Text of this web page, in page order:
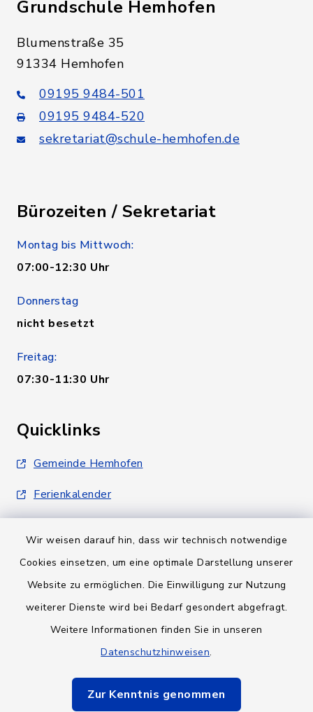
Wir weisen darauf hin, dass wir technisch notwendige
Cookies einsetzen, um eine optimale Darstellung unserer
Website zu ermöglichen. Die Einwilligung zur Nutzung
weiterer Dienste wird bei Bedarf gesondert abgefragt.
Weitere Informationen finden Sie in unseren
Datenschutzhinweisen.
Zur Kenntnis genommen
Grundschule Hemhofen
Blumenstraße 35
91334 Hemhofen
09195 9484-501
09195 9484-520
sekretariat@schule-hemhofen.de
Bürozeiten / Sekretariat
Montag bis Mittwoch:
07:00-12:30 Uhr
Donnerstag
nicht besetzt
Freitag:
07:30-11:30 Uhr
Quicklinks
Gemeinde Hemhofen
Ferienkalender
Barrierefreiheit
Impressum